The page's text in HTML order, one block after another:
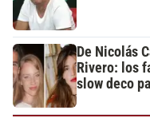
De Nicolás
Rivero: los
slow deco